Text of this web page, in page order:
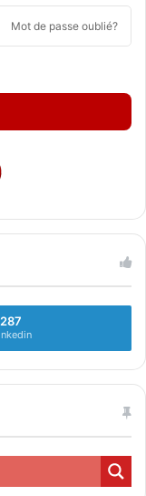
Mot de passe oublié?